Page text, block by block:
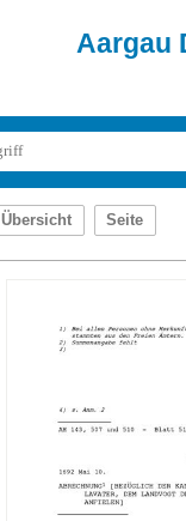
Aargau
Übersicht Seite